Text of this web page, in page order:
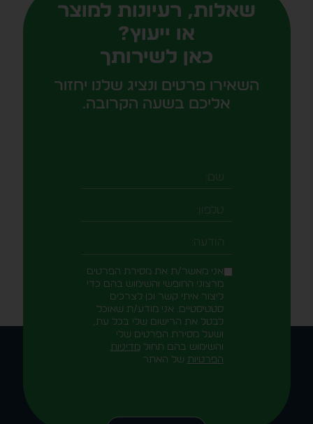
שאלות, רעיונות למוצר
או ייעוץ?
כאן לשירותך
השאירו פרטים ונציג שלנו יחזור
אליכם בשעה הקרובה.
שם
טלפון
הודעה
אני מאשר/ת את מסירת הפרטים
מרצוני החופשי והשימוש בהם כדי
ליצור איתי קשר וכן לצרכים
סטטיסטיים. אני מודע/ת שאוכל
לבטל את הרישום שלי בכל עת,
ושעל מסירת הפרטים שלי
והשימוש בהם תחול מדיניות
הפרטיות של האתר